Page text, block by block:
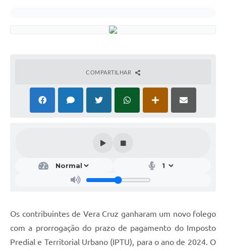
COMPARTILHAR
Os contribuintes de Vera Cruz ganharam um novo folego
com a prorrogação do prazo de pagamento do Imposto
Predial e Territorial Urbano (IPTU), para o ano de 2024. O